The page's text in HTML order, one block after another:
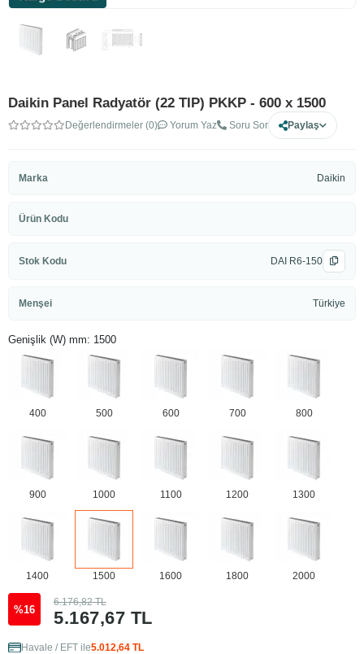
Daikin Panel Radyatör (22 TIP) PKKP - 600 x 1500
Değerlendirmeler (0) Yorum Yaz Soru Sor Paylaş
Marka Daikin
Ürün Kodu
Stok Kodu DAI R6-150
Menşei Türkiye
Genişlik (W) mm: 1500
400 500 600 700 800
900 1000 1100 1200 1300
1400 1500 1600 1800 2000
%16 5.167,67 TL
6.176,82 TL
Havale / EFT ile5.012,64 TL